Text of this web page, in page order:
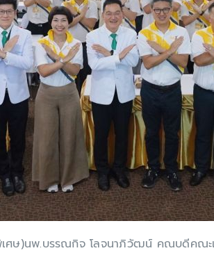
นพ.บรรณกิจ โลจนาภิวัฒน์ คณบดีคณะแพ